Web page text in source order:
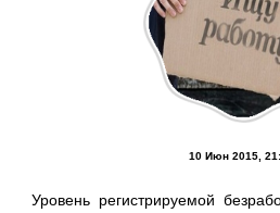
10 Июн 2015,
Уровень регистрируемой